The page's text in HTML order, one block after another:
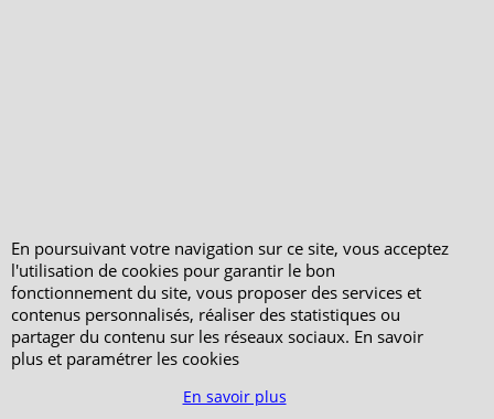
En poursuivant votre navigation sur ce site, vous acceptez
l'utilisation de cookies pour garantir le bon
fonctionnement du site, vous proposer des services et
contenus personnalisés, réaliser des statistiques ou
partager du contenu sur les réseaux sociaux. En savoir
plus et paramétrer les cookies
En savoir plus